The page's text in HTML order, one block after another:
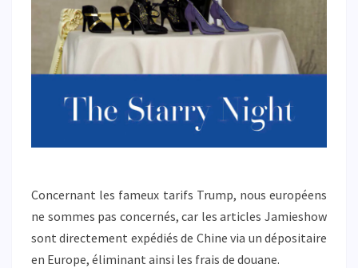
Concernant les fameux tarifs Trump, nous européens
ne sommes pas concernés, car les articles Jamieshow
sont directement expédiés de Chine via un dépositaire
en Europe, éliminant ainsi les frais de douane.